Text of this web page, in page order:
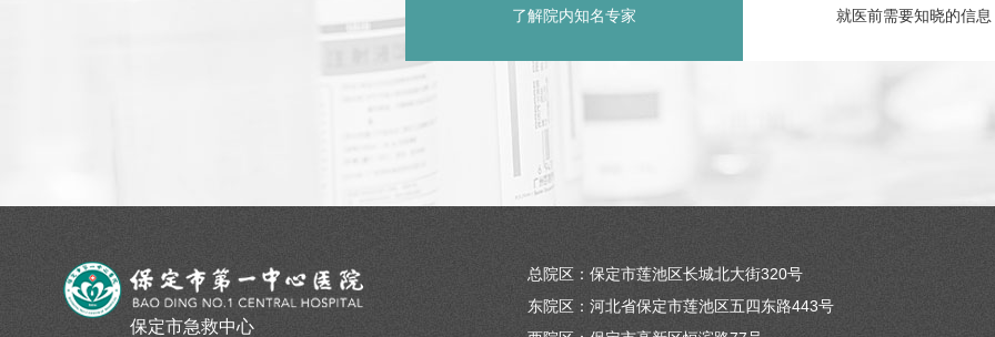
了解院内知名专家 就医前需要知晓的信息
保定市急救中心
总院区：保定市莲池区长城北大街320号
东院区：河北省保定市莲池区五四东路443号